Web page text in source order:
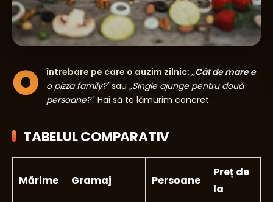
O întrebare pe care o auzim zilnic: „Cât de mare e
o pizza family?"sau „Single ajunge pentru două
persoane?". Hai să te lămurim concret.
TABELUL COMPARATIV
Mărime Gramaj Persoane
Preț de
la